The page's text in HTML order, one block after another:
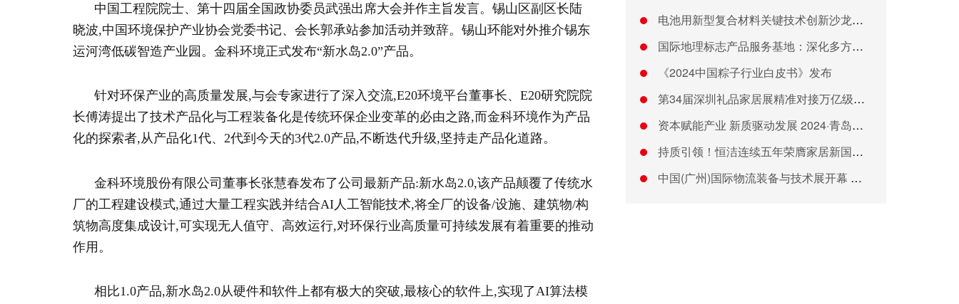
中国工程院院士、第十四届全国政协委员武强出席大会并作主旨发言。锡山区副区长陆
晓波,中国环境保护产业协会党委书记、会长郭承站参加活动并致辞。锡山环能对外推介锡东
运河湾低碳智造产业园。金科环境正式发布“新水岛2.0”产品。
针对环保产业的高质量发展,与会专家进行了深入交流,E20环境平台董事长、E20研究院院
长傅涛提出了技术产品化与工程装备化是传统环保企业变革的必由之路,而金科环境作为产品
化的探索者,从产品化1代、2代到今天的3代2.0产品,不断迭代升级,坚持走产品化道路。
金科环境股份有限公司董事长张慧春发布了公司最新产品:新水岛2.0,该产品颠覆了传统水
厂的工程建设模式,通过大量工程实践并结合AI人工智能技术,将全厂的设备/设施、建筑物/构
筑物高度集成设计,可实现无人值守、高效运行,对环保行业高质量可持续发展有着重要的推动
作用。
相比1.0产品,新水岛2.0从硬件和软件上都有极大的突破,最核心的软件上,实现了AI算法模
电池用新型复合材料关键技术创新沙龙在广州举行
国际地理标志产品服务基地：深化多方协作，共筑地理标志品牌发展
《2024中国粽子行业白皮书》发布
第34届深圳礼品家居展精准对接万亿级采购需求，一站式资源全覆
资本赋能产业 新质驱动发展 2024·青岛创投风投大会举行
持质引领！恒洁连续五年荣膺家居新国货卫浴行业领军品牌
中国(广州)国际物流装备与技术展开幕 聚焦行业智慧化发展